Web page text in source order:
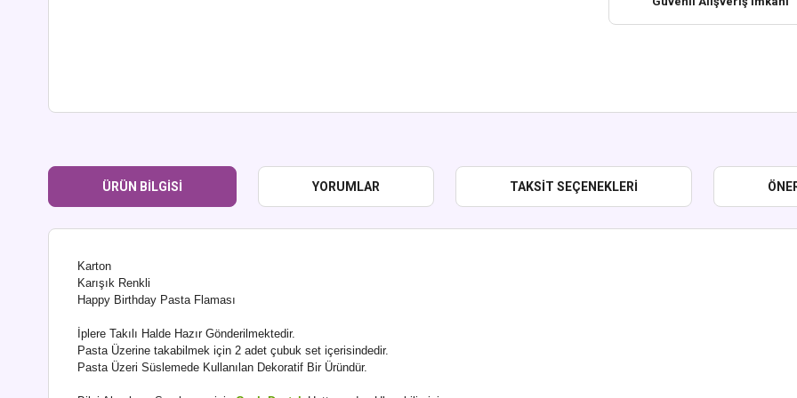
ÜRÜN BILGISI YORUMLAR TAKSIT SEÇENEKLERI
Karton
Karışık Renkli
Happy Birthday Pasta Flaması
İplere Takılı Halde Hazır Gönderilmektedir.
Pasta Üzerine takabilmek için 2 adet çubuk set içerisindedir.
Pasta Üzeri Süslemede Kullanılan Dekoratif Bir Üründür.